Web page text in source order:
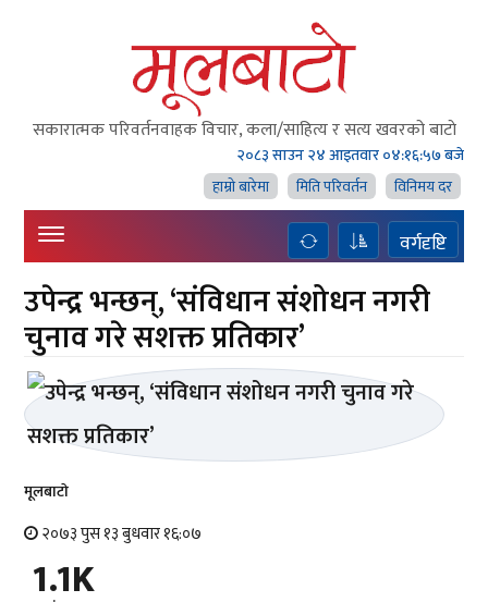
सकारात्मक परिवर्तनवाहक विचार, कला/साहित्य र सत्य खवरको बाटाे
२०८३ साउन २४ आइतवार०४:१६:५७ बजे
हाम्राे बारेमा
मिति परिवर्तन विनिमय दर
वर्गदृष्टि
उपेन्द्र भन्छन्, ‘संविधान संशोधन नगरी
चुनाव गरे सशक्त प्रतिकार’
मूलबाटाे
२०७३ पुस १३ बुधवार १६:०७
1.1K